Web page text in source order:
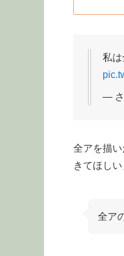
私
— さ
全アを描
きてほし
全ア